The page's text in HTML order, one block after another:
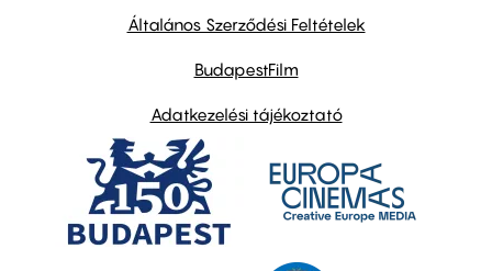
Általános Szerződési Feltételek
BudapestFilm
Adatkezelési tájékoztató